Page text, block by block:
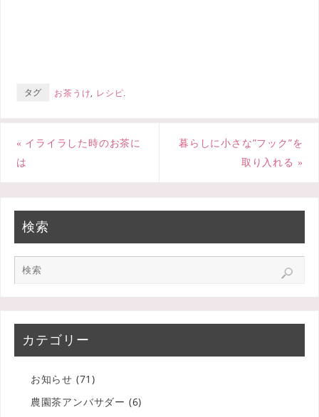
o
e
タグ お茶うけ, レシピ.
« イライラした時のお茶に
は
暮らしに小さな”フック”を
取り入れる »
検索
カテゴリー
お知らせ (71)
農園茶アンバサダー (6)